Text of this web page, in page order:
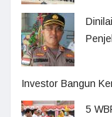
Investor Bangun
5